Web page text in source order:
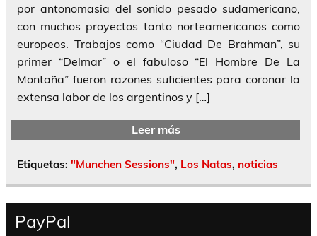
por antonomasia del sonido pesado sudamericano,
con muchos proyectos tanto norteamericanos como
europeos. Trabajos como “Ciudad De Brahman”, su
primer “Delmar” o el fabuloso “El Hombre De La
Montaña” fueron razones suficientes para coronar la
extensa labor de los argentinos y […]
Leer más
Etiquetas: "Munchen Sessions", Los Natas, noticias
PayPal